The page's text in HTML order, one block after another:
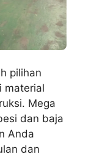
pilihan
material
Mega
dan baja
Anda
dan